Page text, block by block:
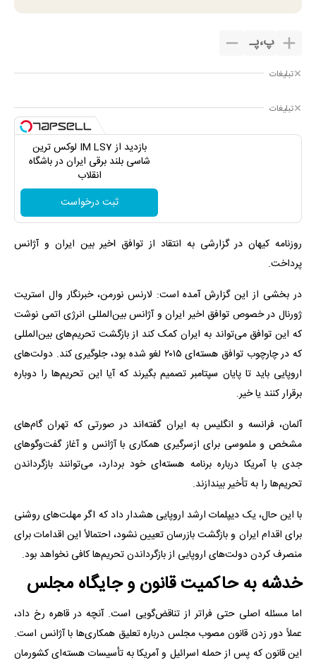
پ،پـ
تبلیغات
تبلیغات
بازدید از IM LS7 لوکس ترین
شاسی بلند برقی ایران در باشگاه
انقلاب
ثبت درخواست
روزنامه کیهان در گزارشی به انتقاد از توافق اخیر بین ایران و آژانس
پرداخت.
در بخشی از این گزارش آمده است: لارنس نورمن، خبرنگار وال استریت
ژورنال در خصوص توافق اخیر ایران و آژانس بین‌المللی انرژی اتمی نوشت
که این توافق می‌تواند به ایران کمک کند از بازگشت تحریم‌های بین‌المللی
که در چارچوب توافق هسته‌ای ۲۰۱۵ لغو شده بود، جلوگیری کند. دولت‌های
اروپایی باید تا پایان سپتامبر تصمیم بگیرند که آیا این تحریم‌ها را دوباره
برقرار کنند یا خیر.
آلمان، فرانسه و انگلیس به ایران گفته‌اند در صورتی که تهران گام‌های
مشخص و ملموسی برای ازسرگیری همکاری با آژانس و آغاز گفت‌وگوهای
جدی با آمریکا درباره برنامه هسته‌ای خود بردارد، می‌توانند بازگرداندن
تحریم‌ها را به تأخیر بیندازند.
با این حال، یک دیپلمات ارشد اروپایی هشدار داد که اگر مهلت‌های روشنی
برای اقدام ایران و بازگشت بازرسان تعیین نشود، احتمالاً این اقدامات برای
منصرف کردن دولت‌های اروپایی از بازگرداندن تحریم‌ها کافی نخواهد بود.
خدشه به حاکمیت قانون و جایگاه مجلس
اما مسئله اصلی حتی فراتر از تناقض‌گویی است. آنچه در قاهره رخ داد،
عملاً دور زدن قانون مصوب مجلس درباره تعلیق همکاری‌ها با آژانس است.
این قانون که پس از حمله اسرائیل و آمریکا به تأسیسات هسته‌ای کشورمان